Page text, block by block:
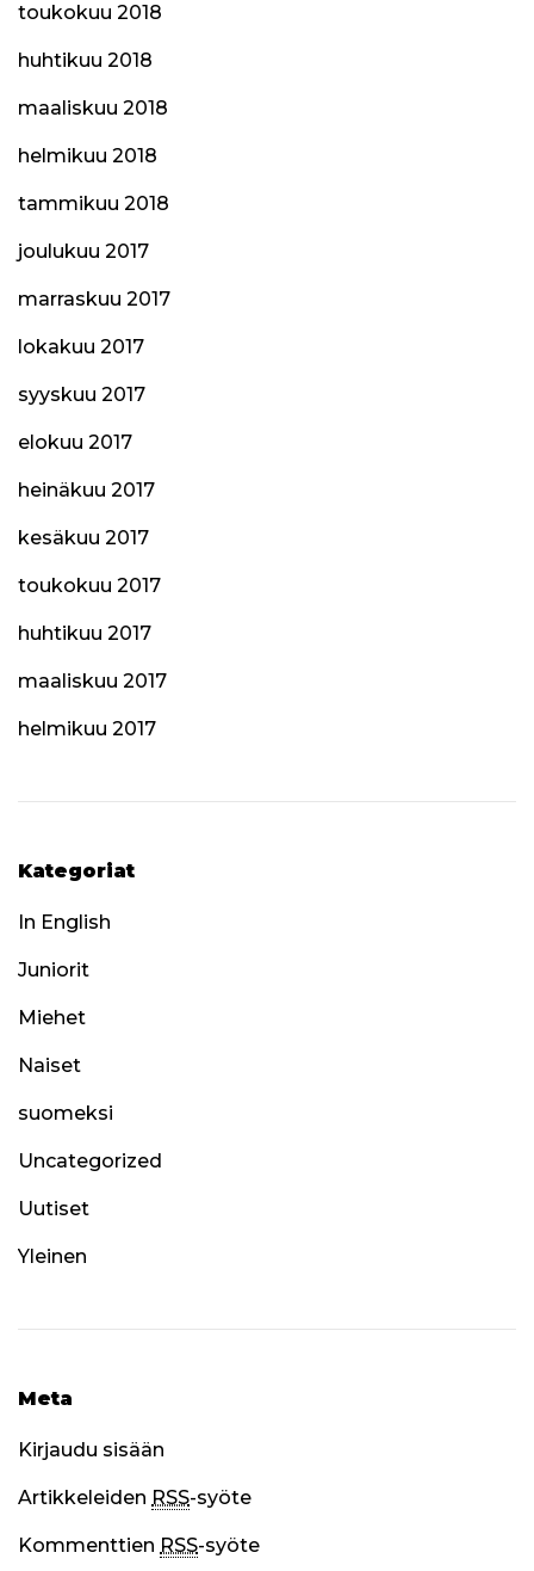
toukokuu 2018
huhtikuu 2018
maaliskuu 2018
helmikuu 2018
tammikuu 2018
joulukuu 2017
marraskuu 2017
lokakuu 2017
syyskuu 2017
elokuu 2017
heinäkuu 2017
kesäkuu 2017
toukokuu 2017
huhtikuu 2017
maaliskuu 2017
helmikuu 2017
Kategoriat
In English
Juniorit
Miehet
Naiset
suomeksi
Uncategorized
Uutiset
Yleinen
Meta
Kirjaudu sisään
Artikkeleiden RSS-syöte
Kommenttien RSS-syöte